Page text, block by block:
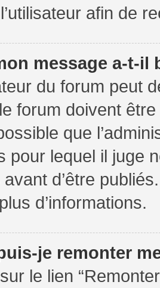
afin de
message a-t-il
du forum peut
forum doivent
que
pour lequel il juge
d’être
d’informations.
je remonter
le lien